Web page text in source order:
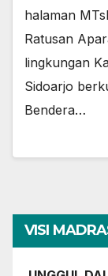
halaman
Ratusan
lingkungan
Sidoarjo
Bendera…
VISI